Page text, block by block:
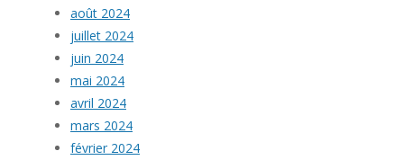
août 2024
juillet 2024
juin 2024
mai 2024
avril 2024
mars 2024
février 2024